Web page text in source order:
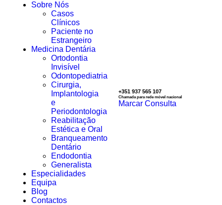
Sobre Nós
Casos
Clínicos
Paciente no
Estrangeiro
Medicina Dentária
Ortodontia
Invisível
Odontopediatria
Cirurgia,
Implantologia
e
Periodontologia
Reabilitação
Estética e Oral
Branqueamento
Dentário
Endodontia
Generalista
Especialidades
Equipa
Blog
Contactos
+351 937 565 107
Chamada para rede móvel nacional
Marcar Consulta